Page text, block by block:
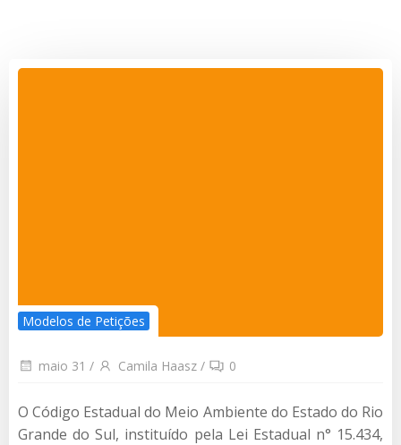
Modelos de Petições
maio 31 / Camila Haasz / 0
O Código Estadual do Meio Ambiente do Estado do Rio
Grande do Sul, instituído pela Lei Estadual n° 15.434,